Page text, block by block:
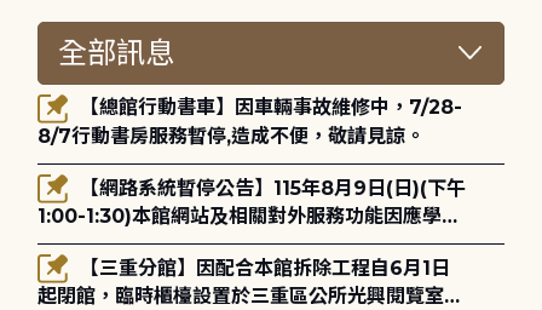
8/7行動書房服務暫停,造成不便，敬請見諒。
1:00-1:30)本館網站及相關對外服務功能因應學術
網路升級更新將暫停服務。
起閉館，臨時櫃檯設置於三重區公所光興閱覽室，